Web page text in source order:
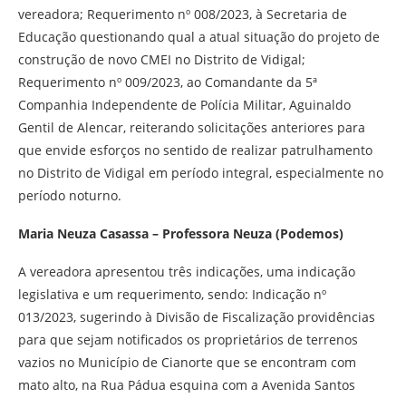
vereadora; Requerimento nº 008/2023, à Secretaria de
Educação questionando qual a atual situação do projeto de
construção de novo CMEI no Distrito de Vidigal;
Requerimento nº 009/2023, ao Comandante da 5ª
Companhia Independente de Polícia Militar, Aguinaldo
Gentil de Alencar, reiterando solicitações anteriores para
que envide esforços no sentido de realizar patrulhamento
no Distrito de Vidigal em período integral, especialmente no
período noturno.
Maria Neuza Casassa – Professora Neuza (Podemos)
A vereadora apresentou três indicações, uma indicação
legislativa e um requerimento, sendo: Indicação nº
013/2023, sugerindo à Divisão de Fiscalização providências
para que sejam notificados os proprietários de terrenos
vazios no Município de Cianorte que se encontram com
mato alto, na Rua Pádua esquina com a Avenida Santos